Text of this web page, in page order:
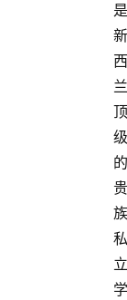
是
新
西
兰
顶
级
的
贵
族
私
立
学